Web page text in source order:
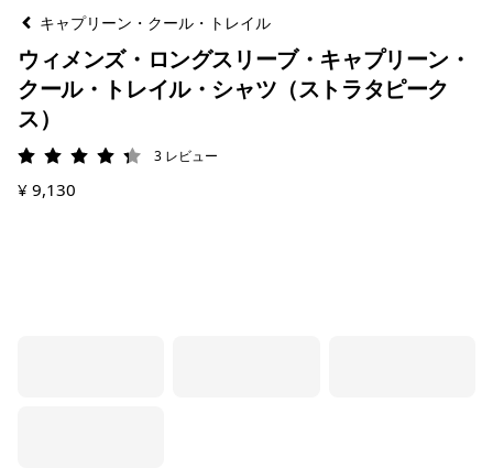
キャプリーン・クール・トレイル
ウィメンズ・ロングスリーブ・キャプリーン・
クール・トレイル・シャツ（ストラタピーク
ス）
評価: 4.3 / 5
3 レビュー
¥ 9,130